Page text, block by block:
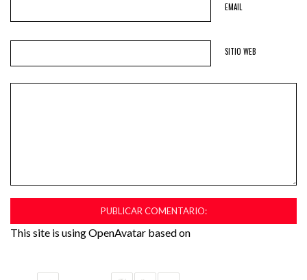
EMAIL
SITIO WEB
This site is using OpenAvatar based on